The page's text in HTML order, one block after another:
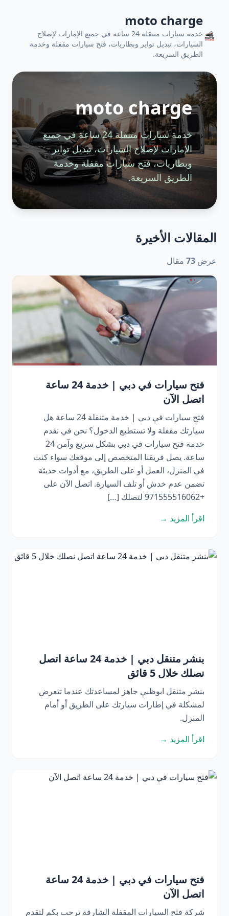
moto charge
خدمة سيارات متنقلة 24 ساعة في جميع الإمارات لإصلاح
السيارات، تبديل تواير وبطاريات، فتح سيارات مقفلة وخدمة
الطريق السريعة.
moto charge
خدمة سيارات متنقلة 24 ساعة في جميع
الإمارات لإصلاح السيارات، تبديل تواير
وبطاريات، فتح سيارات مقفلة وخدمة
الطريق السريعة.
المقالات الأخيرة
عرض 73 مقال
فتح سيارات في دبي | خدمة 24 ساعة
اتصل الآن
فتح سيارات في دبي | خدمة متنقلة 24 ساعة هل
سيارتك مقفلة ولا تستطيع الدخول؟ نحن في نقدم
خدمة فتح سيارات في دبي بشكل سريع وآمن 24
ساعة. يصل فريقنا المتخصص إلى موقعك سواء كنت
في المنزل، العمل أو على الطريق، مع أدوات حديثة
تضمن عدم خدش أو تلف السيارة. اتصل الآن على
+971555516062 لتصلك […]
اقرأ المزيد →
بنشر متنقل دبي | خدمة 24 ساعة اتصل
نصلك خلال 5 قائق
بنشر متنقل ابوظبي جاهز لمساعدتك عندما تتعرض
لمشكلة في إطارات سيارتك على الطريق أو أمام
المنزل.
اقرأ المزيد →
فتح سيارات في دبي | خدمة 24 ساعة
اتصل الآن
شركة فتح السيارات المقفلة الشارقة ترحب بكم لتقدم